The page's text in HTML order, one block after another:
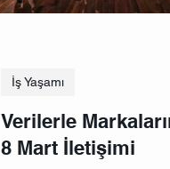
İş Yaşamı
Verilerle
8 Mart İletişimi